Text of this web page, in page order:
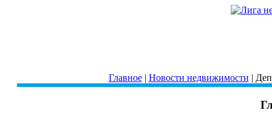
Главное| Новости недвижимости |